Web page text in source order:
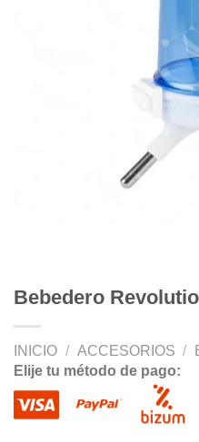
Bebedero
INICIO / ACCESORIOS /
Elije tu método de pago: